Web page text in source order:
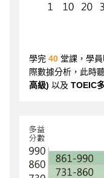
學完 40 堂課，學
際數據分析，此時
高級) 以及 TOEIC